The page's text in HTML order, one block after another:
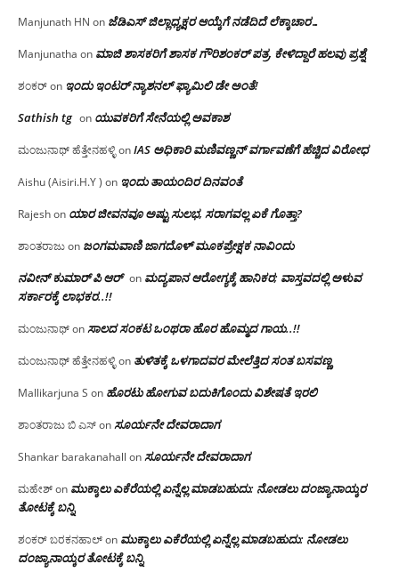
Manjunath HN on ಜೆಡಿಎಸ್ ಜಿಲ್ಲಾಧ್ಯಕ್ಷರ ಆಯ್ಕೆಗೆ ನಡೆದಿದೆ ಲೆಕ್ಕಾಚಾರ…
Manjunatha on ಮಾಜಿ ಶಾಸಕರಿಗೆ ಶಾಸಕ ಗೌರಿಶಂಕರ್ ಪತ್ರ, ಕೇಳಿದ್ದಾರೆ ಹಲವು ಪ್ರಶ್ನೆ
ಶಂಕರ್on ಇಂದು ಇಂಟರ್ ನ್ಯಾಶನಲ್ ಫ್ಯಾಮಿಲಿ ಡೇ ಅಂತೆ!
Sathish tg on ಯುವಕರಿಗೆ ಸೇನೆಯಲ್ಲಿ ಅವಕಾಶ
ಮಂಜುನಾಥ್ ಹೆತ್ತೇನಹಳ್ಳಿonIAS ಅಧಿಕಾರಿ ಮಣಿವಣ್ಣನ್ ವರ್ಗಾವಣೆಗೆ ಹೆಚ್ಚಿದ‌ ವಿರೋಧ
Aishu (Aisiri.H.Y ) on ಇಂದು ತಾಯಂದಿರ ದಿನವಂತೆ
Rajeshon ಯಾರ ಜೀವನವೂ ಅಷ್ಟು ಸುಲಭ, ಸರಾಗವಲ್ಲ ಏಕೆ ಗೊತ್ತಾ?
ಶಾಂತರಾಜುon ಜಂಗಮವಾಣಿ ಜಾಗದೊಳ್ ಮೂಕಪ್ರೇಕ್ಷಕ ನಾವಿಂದು
ನವೀನ್ ಕುಮಾರ್ ಪಿ ಆರ್ on ಮದ್ಯಪಾನ ಆರೋಗ್ಯಕ್ಕೆ ಹಾನಿಕರ; ವಾಸ್ತವದಲ್ಲಿ ಅಳುವ
ಸರ್ಕಾರಕ್ಕೆ ಲಾಭಕರ..!!
ಮಂಜುನಾಥ್onಸಾಲದ ಸಂಕಟ ಒಂಥರಾ ಹೊರ ಹೊಮ್ಮದ ಗಾಯ..!!
ಮಂಜುನಾಥ್ ಹೆತ್ತೇನಹಳ್ಳಿon ತುಳಿತಕ್ಕೆ ಒಳಗಾದವರ ಮೇಲೆತ್ತಿದ ಸಂತ ಬಸವಣ್ಣ
Mallikarjuna S on ಹೊರಟು ಹೋಗುವ ಬದುಕಿಗೊಂದು ವಿಶೇಷತೆ ಇರಲಿ
ಶಾಂತರಾಜು ಬಿ ಎಸ್onಸೂರ್ಯನೇ ದೇವರಾದಾಗ
Shankar barakanahall onಸೂರ್ಯನೇ ದೇವರಾದಾಗ
ಮಹೇಶ್on ಮುಕ್ಕಾಲು ಎಕೆರೆಯಲ್ಲಿ ಏನ್ನೆಲ್ಲ‌ ಮಾಡಬಹುದು: ನೋಡಲು ದಂಜ್ಯಾನಾಯ್ಕರ
ತೋಟಕ್ಕೆ ಬನ್ನಿ
ಶಂಕರ್ ಬರಕನಹಾಲ್on ಮುಕ್ಕಾಲು ಎಕೆರೆಯಲ್ಲಿ ಏನ್ನೆಲ್ಲ‌ ಮಾಡಬಹುದು: ನೋಡಲು
ದಂಜ್ಯಾನಾಯ್ಕರ ತೋಟಕ್ಕೆ ಬನ್ನಿ